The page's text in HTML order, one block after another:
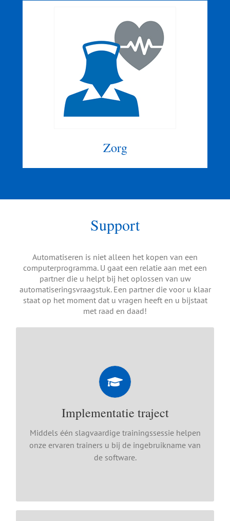
Zorg
Support
Automatiseren is niet alleen het kopen van een
computerprogramma. U gaat een relatie aan met een
partner die u helpt bij het oplossen van uw
automatiseringsvraagstuk. Een partner die voor u klaar
staat op het moment dat u vragen heeft en u bijstaat
met raad en daad!
Implementatie traject
Middels één slagvaardige trainingssessie helpen
onze ervaren trainers u bij de ingebruikname van
de software.
Per module kan u in één doeltreffende sessie aan
De online installatie van de software
Commander
Online Training
Uw layouts op maat, geheel in eigen